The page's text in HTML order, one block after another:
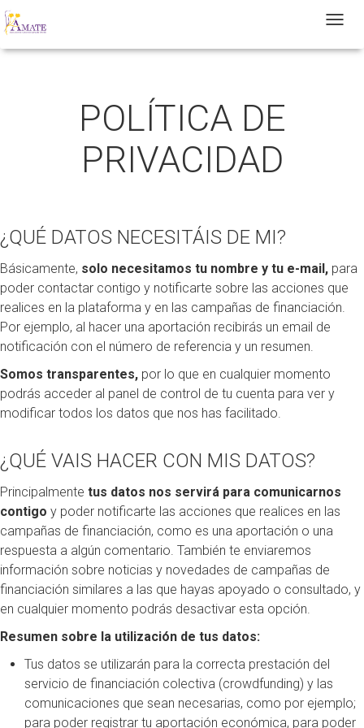
T
POLÍTICA DE
PRIVACIDAD
¿QUÉ DATOS NECESITÁIS DE MI?
Básicamente, solo necesitamos tu nombre y tu e-mail, para
poder contactar contigo y notificarte sobre las acciones que
realices en la plataforma y en las campañas de financiación.
Por ejemplo, al hacer una aportación recibirás un email de
notificación con el número de referencia y un resumen.
Somos transparentes, por lo que en cualquier momento
podrás acceder al panel de control de tu cuenta para ver y
modificar todos los datos que nos has facilitado.
¿QUÉ VAIS HACER CON MIS DATOS?
Principalmente tus datos nos servirá para comunicarnos
contigo y poder notificarte las acciones que realices en las
campañas de financiación, como es una aportación o una
respuesta a algún comentario. También te enviaremos
información sobre noticias y novedades de campañas de
financiación similares a las que hayas apoyado o consultado, y
en cualquier momento podrás desactivar esta opción.
Resumen sobre la utilización de tus datos:
Tus datos se utilizarán para la correcta prestación del
servicio de financiación colectiva (crowdfunding) y las
comunicaciones que sean necesarias, como por ejemplo;
para poder registrar tu aportación económica, para poder